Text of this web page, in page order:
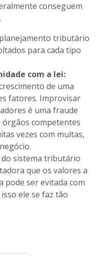
conseguem
tributário
para cada tipo
com a lei:
de uma
fatores. Improvisar
é uma fraude
órgãos competentes
vezes com multas,
sistema tributário
que os valores a
pode ser evitada com
ele se faz tão